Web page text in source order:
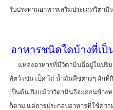
รับประทานอาหารเสริมประเภทวิตามิ
อาหารชนิดใดบ้างที่เ
แหล่งอาหารที่มีวิตามินอีอยู่ในปริม
สัตว์ เช่น เป็ด ไก่ น้ำมันพืชต่างๆ ผัก
เป็นต้น ถึงแม้ว่าวิตามินอีจะค่อนข้าง
ก็ตาม แต่การประกอบอาหารที่ใช้คว